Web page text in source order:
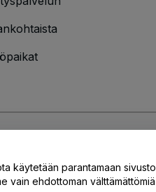
käytetään parantamaan
vain ehdottoman